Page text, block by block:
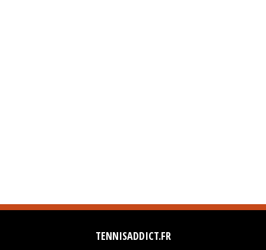
TENNISADDICT.FR